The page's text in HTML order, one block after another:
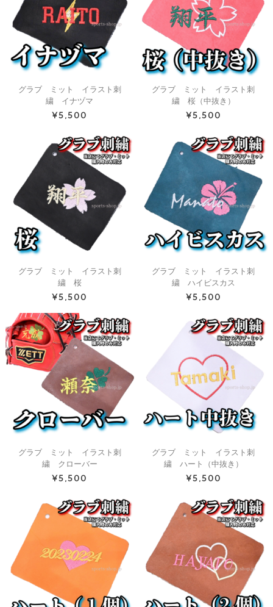
グラブ ミット イラスト刺
繍 イナヅマ
¥5,500
グラブ ミット イラスト刺
繍 桜（中抜き）
¥5,500
グラブ ミット イラスト刺
繍 桜
¥5,500
グラブ ミット イラスト刺
繍 ハイビスカス
¥5,500
グラブ ミット イラスト刺
繍 クローバー
¥5,500
グラブ ミット イラスト刺
繍 ハート（中抜き）
¥5,500